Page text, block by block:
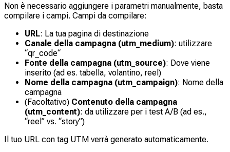
Non è necessario aggiungere i parametri manualmente, basta
compilare i campi. Campi da compilare:
URL: La tua pagina di destinazione
Canale della campagna (utm_medium): utilizzare
“qr_code“
Fonte della campagna (utm_source): Dove viene
inserito (ad es. tabella, volantino, reel)
Nome della campagna (utm_campaign): Nome della
campagna
(Facoltativo) Contenuto della campagna
(utm_content): da utilizzare per i test A/B (ad es.,
“reel” vs. “story”)
Il tuo URL con tag UTM verrà generato automaticamente.